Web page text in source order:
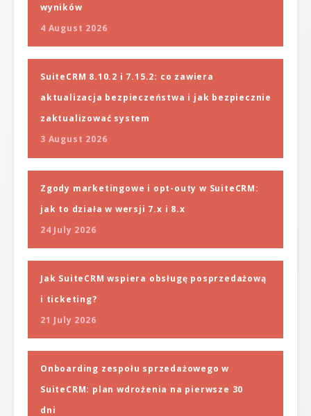
wyników
4 August 2026
SuiteCRM 8.10.2 i 7.15.2: co zawiera
aktualizacja bezpieczeństwa i jak bezpiecznie
zaktualizować system
3 August 2026
Zgody marketingowe i opt-outy w SuiteCRM:
jak to działa w wersji 7.x i 8.x
24 July 2026
Jak SuiteCRM wspiera obsługę posprzedażową
i ticketing?
21 July 2026
Onboarding zespołu sprzedażowego w
SuiteCRM: plan wdrożenia na pierwsze 30
dni